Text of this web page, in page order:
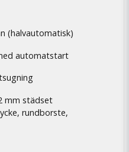
(halvautomatisk)
automatstart
mm städset
rundborste,